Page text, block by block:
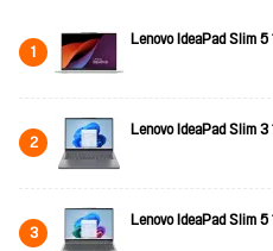
1 Lenovo IdeaPad Slim
2 Lenovo IdeaPad Slim
3 Lenovo IdeaPad Slim